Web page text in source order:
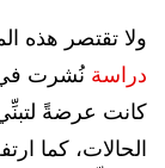
ولا تقتصر هذه
دراسة نُشرت في
كانت عرضةً
الحالات، كما